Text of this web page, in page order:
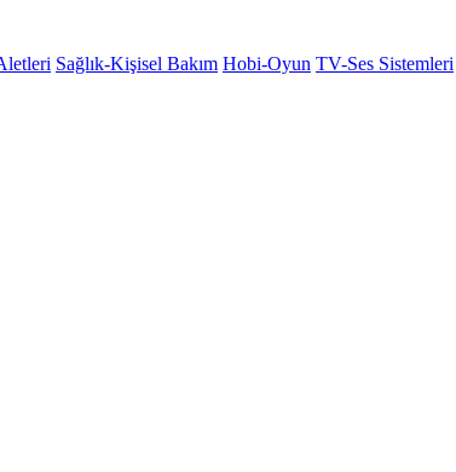
Sağlık-Kişisel Bakım Hobi-Oyun TV-Ses Sistemleri